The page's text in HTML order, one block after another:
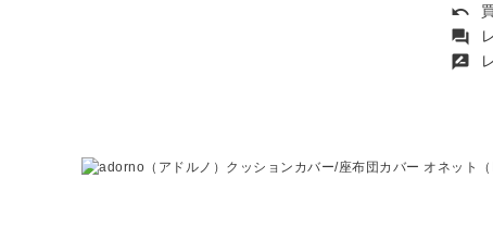
undo
forum
rate_review